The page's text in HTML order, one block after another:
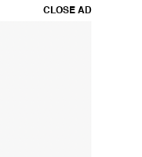
CLOSE AD